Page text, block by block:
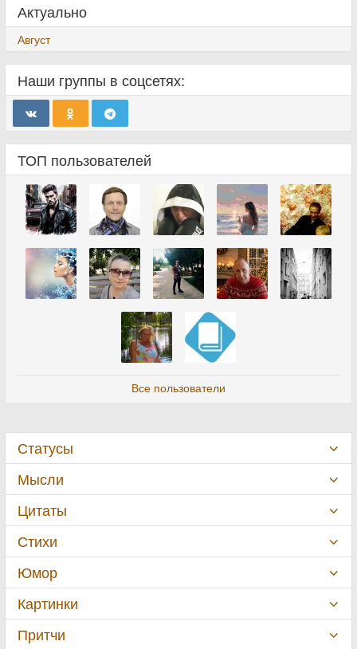
Актуально
Август
Наши группы в соцсетях:
ТОП пользователей
Все пользователи
Статусы
Мысли
Цитаты
Стихи
Юмор
Картинки
Притчи